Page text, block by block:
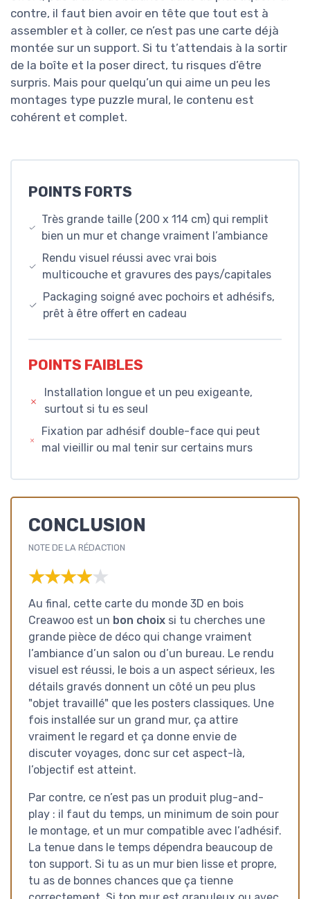
contre, il faut bien avoir en tête que tout est à
assembler et à coller, ce n’est pas une carte déjà
montée sur un support. Si tu t’attendais à la sortir
de la boîte et la poser direct, tu risques d’être
surpris. Mais pour quelqu’un qui aime un peu les
montages type puzzle mural, le contenu est
cohérent et complet.
POINTS FORTS
Très grande taille (200 x 114 cm) qui remplit
bien un mur et change vraiment l’ambiance
Rendu visuel réussi avec vrai bois
multicouche et gravures des pays/capitales
Packaging soigné avec pochoirs et adhésifs,
prêt à être offert en cadeau
POINTS FAIBLES
Installation longue et un peu exigeante,
surtout si tu es seul
Fixation par adhésif double-face qui peut
mal vieillir ou mal tenir sur certains murs
CONCLUSION
NOTE DE LA RÉDACTION
★★★★★
★★★★★
Au final, cette carte du monde 3D en bois
Creawoo est un bon choix si tu cherches une
grande pièce de déco qui change vraiment
l’ambiance d’un salon ou d’un bureau. Le rendu
visuel est réussi, le bois a un aspect sérieux, les
détails gravés donnent un côté un peu plus
"objet travaillé" que les posters classiques. Une
fois installée sur un grand mur, ça attire
vraiment le regard et ça donne envie de
discuter voyages, donc sur cet aspect-là,
l’objectif est atteint.
Par contre, ce n’est pas un produit plug-and-
play : il faut du temps, un minimum de soin pour
le montage, et un mur compatible avec l’adhésif.
La tenue dans le temps dépendra beaucoup de
ton support. Si tu as un mur bien lisse et propre,
tu as de bonnes chances que ça tienne